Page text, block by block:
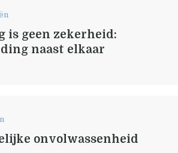
is geen zekerheid:
naast elkaar
onvolwassenheid